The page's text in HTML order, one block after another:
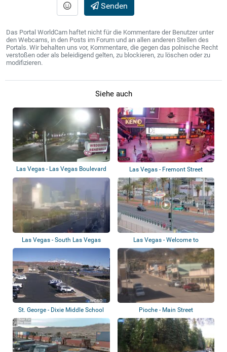
Senden
Das Portal WorldCam haftet nicht für die Kommentare der Benutzer unter
den Webcams, in den Posts im Forum und an allen anderen Stellen des
Portals. Wir behalten uns vor, Kommentare, die gegen das polnische Recht
verstoßen oder als beleidigend gelten, zu blockieren, zu löschen oder zu
modifizieren.
Siehe auch
Las Vegas - Las Vegas Boulevard Las Vegas - Fremont Street
Las Vegas - South Las Vegas
Boulevard
Las Vegas - Welcome to
Fabulous Las Vega...
St. George - Dixie Middle School Pioche - Main Street